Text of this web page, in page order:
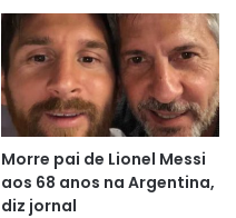
Morre pai de Lionel Messi
aos 68 anos na Argentina,
diz jornal